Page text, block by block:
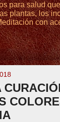
para salud
plantas, los
con